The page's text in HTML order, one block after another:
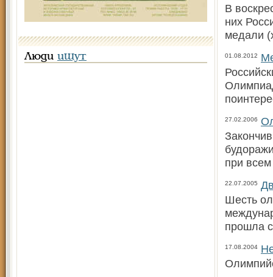
Люди ищут
В
них
медали
01.08.2012
27.02.2006
при
22.07.2005
Шесть
прошла
17.08.2004